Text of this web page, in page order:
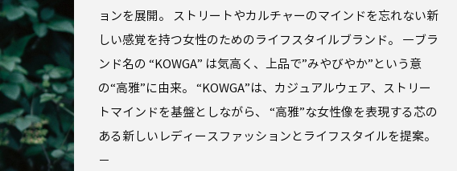
ョンを展開。 ストリートやカルチャーのマインドを忘れない新
しい感覚を持つ女性のためのライフスタイルブランド。 ―ブラ
ンド名の “KOWGA” は気高く、上品で”みやびやか”という意
の“高雅”に由来。 “KOWGA”は、カジュアルウェア、ストリー
トマインドを基盤としながら、 “高雅”な女性像を表現する芯の
ある新しいレディースファッションとライフスタイルを提案。
－